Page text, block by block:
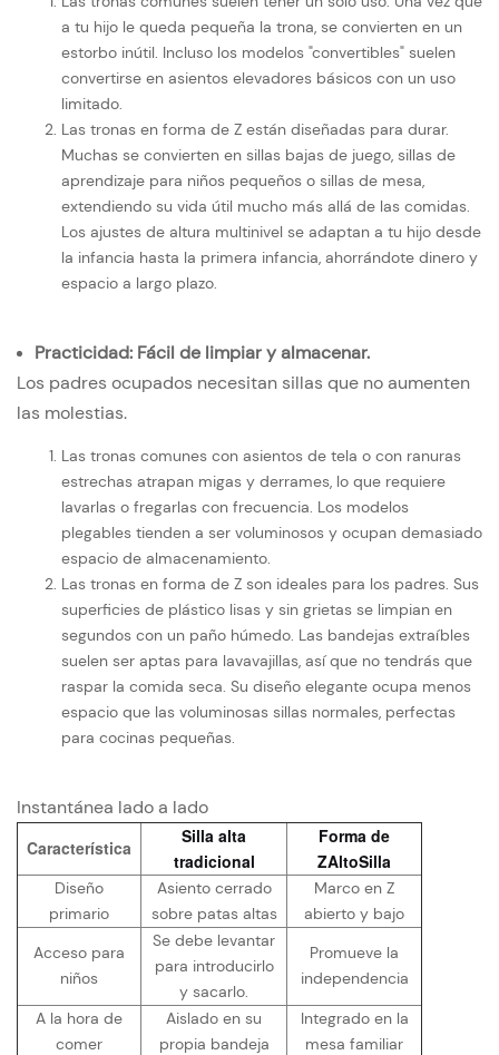
a tu hijo le queda pequeña la trona, se convierten en un
estorbo inútil. Incluso los modelos "convertibles" suelen
convertirse en asientos elevadores básicos con un uso
limitado.
Las tronas en forma de Z están diseñadas para durar.
Muchas se convierten en sillas bajas de juego, sillas de
aprendizaje para niños pequeños o sillas de mesa,
extendiendo su vida útil mucho más allá de las comidas.
Los ajustes de altura multinivel se adaptan a tu hijo desde
la infancia hasta la primera infancia, ahorrándote dinero y
espacio a largo plazo.
Practicidad: Fácil de limpiar y almacenar.
Los padres ocupados necesitan sillas que no aumenten
las molestias.
Las tronas comunes con asientos de tela o con ranuras
estrechas atrapan migas y derrames, lo que requiere
lavarlas o fregarlas con frecuencia. Los modelos
plegables tienden a ser voluminosos y ocupan demasiado
espacio de almacenamiento.
Las tronas en forma de Z son ideales para los padres. Sus
superficies de plástico lisas y sin grietas se limpian en
segundos con un paño húmedo. Las bandejas extraíbles
suelen ser aptas para lavavajillas, así que no tendrás que
raspar la comida seca. Su diseño elegante ocupa menos
espacio que las voluminosas sillas normales, perfectas
para cocinas pequeñas.
Instantánea lado a lado
Característica
Silla alta
tradicional
Forma de
ZAltoSilla
Diseño
primario
Asiento cerrado
sobre patas altas
Marco en Z
abierto y bajo
Acceso para
niños
Se debe levantar
para introducirlo
y sacarlo.
Promueve la
independencia
A la hora de
comer
Aislado en su
propia bandeja
Integrado en la
mesa familiar